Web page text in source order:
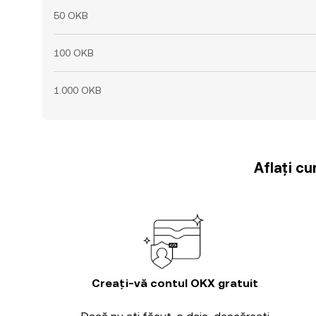
50 OKB
100 OKB
1.000 OKB
Aflați
Creați-vă contul OKX gratuit